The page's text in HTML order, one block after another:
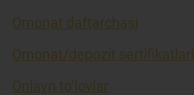
Omonat daftarchasi
Omonat/depozit sertifikatlari
Onlayn to’lovlar